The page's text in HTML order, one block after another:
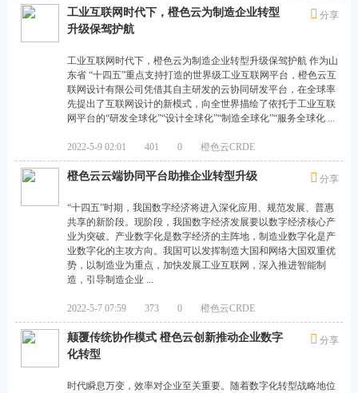
集
I
力
分享
工业互联网时代下，橙色云为制造企业转型
升级保驾护航
工业互联网时代下，橙色云为制造企业转型升级保驾护航 作为山
东省 “十四五”重点支持打造的世界级工业互联网平台，橙色云互
联网设计有限公司凭借其自主研发的云协同研发平台，在全球率
先提出了互联网设计的新模式，向全世界描绘了依托于工业互联
网平台的“研发全球化”“设计全球化”“制造全球化”“服务全球化 ...
橙色云CRDE
2022-5-9 02:01 401 0
分享
橙色云云端协同平台助推企业转型升级
“十四五”时期，我国数字经济将进入深化应用、规范发展、普惠
共享的新阶段。现阶段，我国数字经济发展要以数字经济核心产
业为突破。产业数字化是数字经济的主阵地，制造业数字化是产
业数字化的主攻方向。我国可以发挥制造大国和网络大国双重优
势，以制造业为重点，加快发展工业互联网，深入推进智能制
造，引导制造企业 ...
橙色云CRDE
2022-5-7 07:59 373 0
分享
颠覆传统协作模式 橙色云创新推动企业数字
化转型
时代瞬息万变，效率对企业至关重要。随着数字化转型战略地位